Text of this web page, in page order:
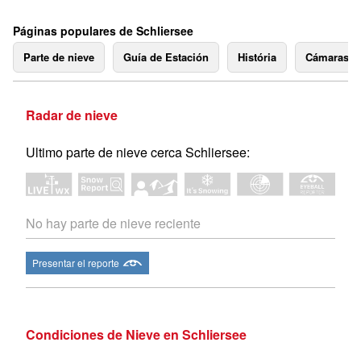
Páginas populares de Schliersee
Parte de nieve Guía de Estación História Cámaras
Radar de nieve
Ultimo parte de nieve cerca Schliersee:
No hay parte de nieve reciente
Presentar el reporte
Condiciones de Nieve en Schliersee